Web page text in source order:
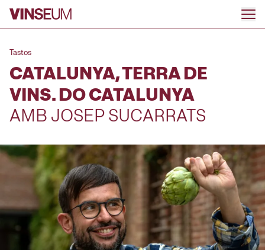
Anar al contingut
Tastos
CATALUNYA, TERRA DE
VINS. DO CATALUNYA
AMB JOSEP SUCARRATS